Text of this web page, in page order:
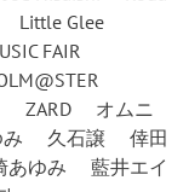
Little Glee
FAIR
ZARD
オムニ
久石譲
倖田
あゆみ
藍井エイ